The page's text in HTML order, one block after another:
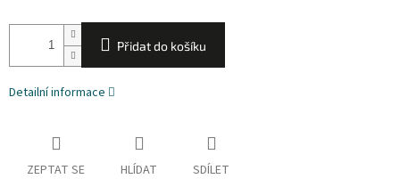
Přidat do košíku
Detailní informace
ZEPTAT SE HLÍDAT SDÍLET